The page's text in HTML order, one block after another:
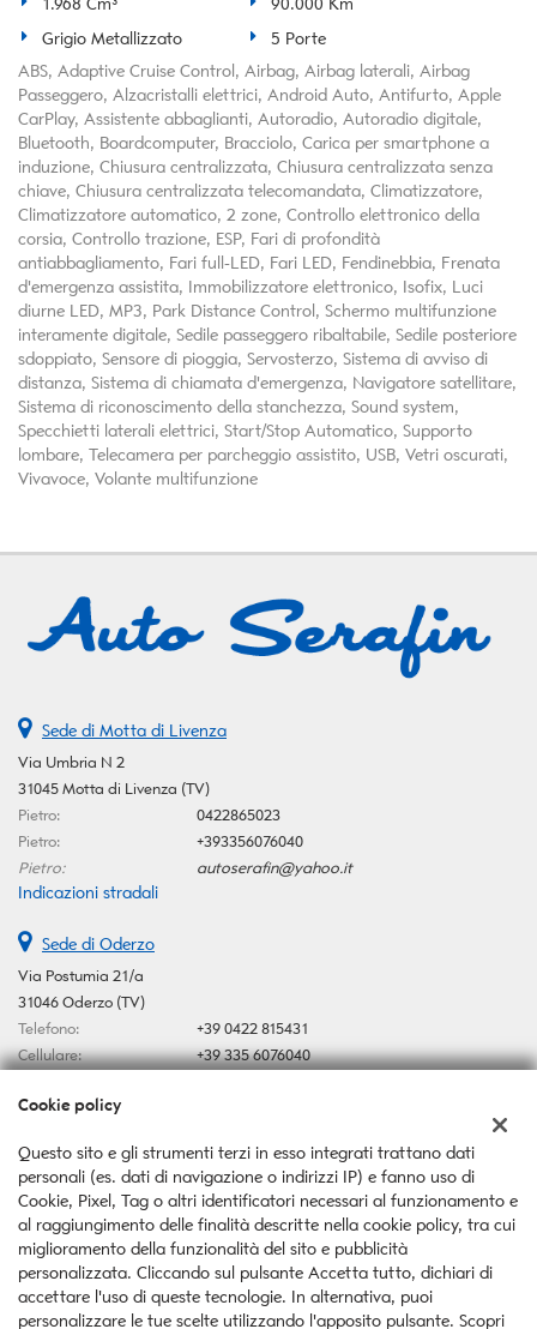
1.968 Cm³
90.000 Km
Grigio Metallizzato
5 Porte
ABS, Adaptive Cruise Control, Airbag, Airbag laterali, Airbag
Passeggero, Alzacristalli elettrici, Android Auto, Antifurto, Apple
CarPlay, Assistente abbaglianti, Autoradio, Autoradio digitale,
Bluetooth, Boardcomputer, Bracciolo, Carica per smartphone a
induzione, Chiusura centralizzata, Chiusura centralizzata senza
chiave, Chiusura centralizzata telecomandata, Climatizzatore,
Climatizzatore automatico, 2 zone, Controllo elettronico della
corsia, Controllo trazione, ESP, Fari di profondità
antiabbagliamento, Fari full-LED, Fari LED, Fendinebbia, Frenata
d'emergenza assistita, Immobilizzatore elettronico, Isofix, Luci
diurne LED, MP3, Park Distance Control, Schermo multifunzione
interamente digitale, Sedile passeggero ribaltabile, Sedile posteriore
sdoppiato, Sensore di pioggia, Servosterzo, Sistema di avviso di
distanza, Sistema di chiamata d'emergenza, Navigatore satellitare,
Sistema di riconoscimento della stanchezza, Sound system,
Specchietti laterali elettrici, Start/Stop Automatico, Supporto
lombare, Telecamera per parcheggio assistito, USB, Vetri oscurati,
Vivavoce, Volante multifunzione
Sede di Motta di Livenza
Via Umbria N 2
31045 Motta di Livenza (TV)
Pietro:
0422865023
Pietro:
+393356076040
Pietro:
autoserafin@yahoo.it
Indicazioni stradali
Sede di Oderzo
Via Postumia 21/a
31046 Oderzo (TV)
Telefono:
+39 0422 815431
Cellulare:
+39 335 6076040
Indicazioni stradali
Dati fiscali:
Auto Serafin Snc
Via Postumia 21/a, Oderzo (TV)
C.F/P.IVA:03546370267
Registro delle imprese:TV
Cookie policy
Questo sito e gli strumenti terzi in esso integrati trattano dati
personali (es. dati di navigazione o indirizzi IP) e fanno uso di
Cookie, Pixel, Tag o altri identificatori necessari al funzionamento e
al raggiungimento delle finalità descritte nella cookie policy, tra cui
miglioramento della funzionalità del sito e pubblicità
personalizzata. Cliccando sul pulsante Accetta tutto, dichiari di
accettare l'uso di queste tecnologie. In alternativa, puoi
personalizzare le tue scelte utilizzando l'apposito pulsante. Scopri